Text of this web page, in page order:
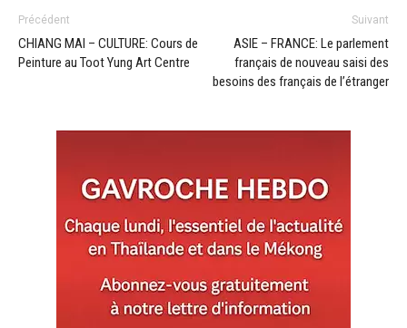
Précédent
CHIANG MAI – CULTURE: Cours de
Peinture au Toot Yung Art Centre
Suivant
ASIE – FRANCE: Le parlement
français de nouveau saisi des
besoins des français de l’étranger